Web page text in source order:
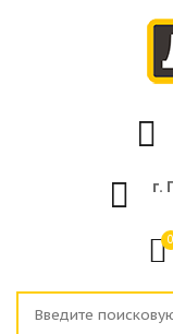
г.
0